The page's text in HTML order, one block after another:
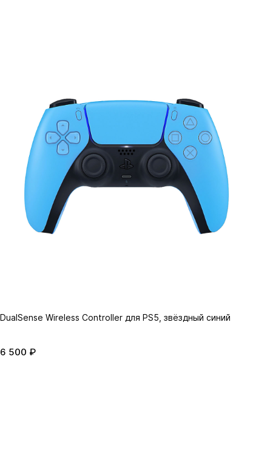
DualSense Wireless Controller для PS5, звёздный синий
6 500 ₽